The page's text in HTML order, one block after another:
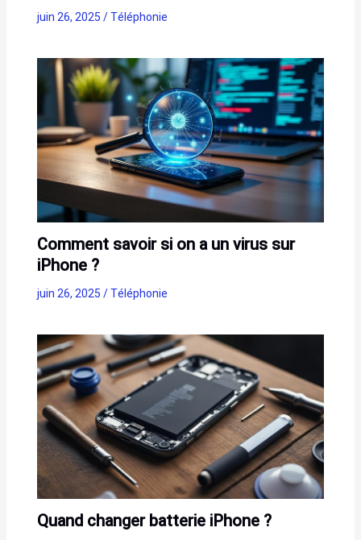
juin 26, 2025/Téléphonie
Comment savoir si on a un virus sur
iPhone ?
juin 26, 2025/Téléphonie
Quand changer batterie iPhone ?